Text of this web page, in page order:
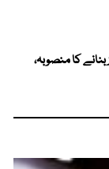
کا منصوبہ،